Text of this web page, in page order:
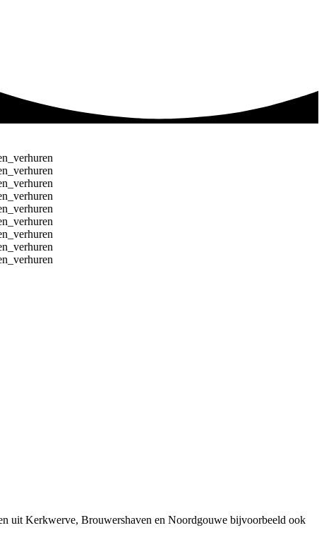
uit Kerkwerve, Brouwershaven en Noordgouwe bijvoorbeeld ook